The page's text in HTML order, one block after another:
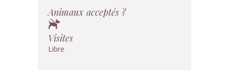
Animaux acceptés ?
Visites
Libre